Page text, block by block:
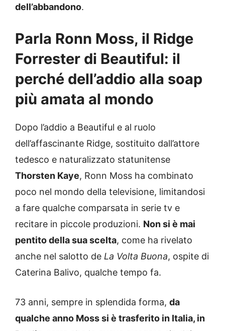
dell’abbandono.
Parla Ronn Moss, il Ridge
Forrester di Beautiful: il
perché dell’addio alla soap
più amata al mondo
Dopo l’addio a Beautiful e al ruolo
dell’affascinante Ridge, sostituito dall’attore
tedesco e naturalizzato statunitense
Thorsten Kaye, Ronn Moss ha combinato
poco nel mondo della televisione, limitandosi
a fare qualche comparsata in serie tv e
recitare in piccole produzioni. Non si è mai
pentito della sua scelta, come ha rivelato
anche nel salotto de La Volta Buona, ospite di
Caterina Balivo, qualche tempo fa.
73 anni, sempre in splendida forma, da
qualche anno Moss si è trasferito in Italia, in